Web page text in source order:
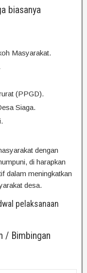
biasanya
Masyarakat.
(PPGD).
Siaga.
dengan
di harapkan
dalam meningkatkan
desa.
pelaksanaan
/ Bimbingan